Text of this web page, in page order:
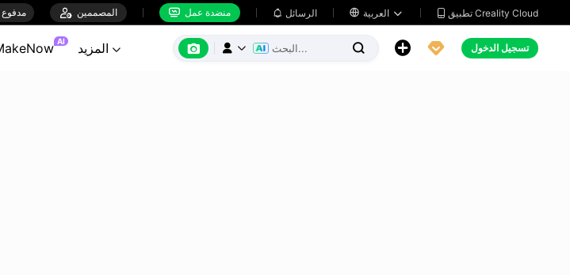
مدفوع  المصممين  منضدة عمل  الرسائل    تطبيق Creality Cloud
AI
       تسجيل الدخول